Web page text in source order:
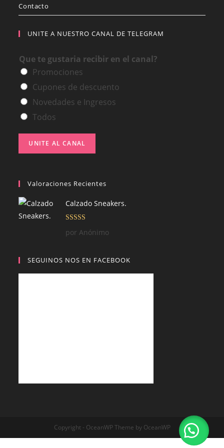
Contacto
UNITE A NUESTRO CANAL DE TELEGRAM
Que te gustaria recibir en el canal?
Promociones
Cupones de descuento
Novedades e Ingresos
Todos
UNITE AL CANAL
Valoraciones Recientes
Calzado Sneakers.
Valorado con
5
por Anónimo
SEGUINOS NOS EN FACEBOOK
Copyright - OceanWP Theme by OceanWP